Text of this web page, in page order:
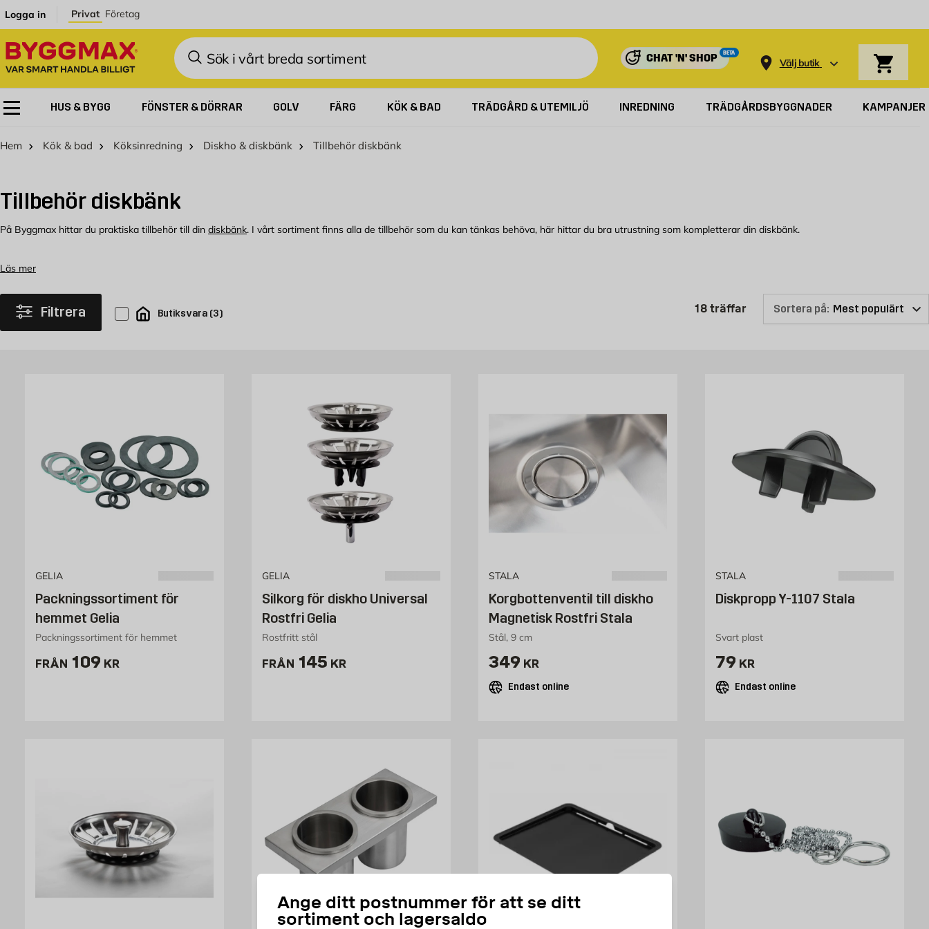
Logga in Privat Företag
Sök
CHAT 'N' SHOP
BETA
Välj butik
Ange ditt postnummer för att se ditt
sortiment och lagersaldo
HUS & BYGG FÖNSTER & DÖRRAR GOLV FÄRG KÖK & BAD TRÄDGÅRD & UTEMILJÖ INREDNING TRÄDGÅRDSBYGGNADER KAMPANJER
Hem Kök & bad Köksinredning Diskho & diskbänk Tillbehör diskbänk
Tillbehör diskbänk
På Byggmax hittar du praktiska tillbehör till din diskbänk. I vårt sortiment finns alla de tillbehör som du kan tänkas behöva, här hittar du bra utrustning som kompletterar din diskbänk.
Tillbehör till diskbänk hos Byggmax
erbjuda.
Läs mer
Filtrera Butiksvara (3) 18 träffarProduktlistan är uppdaterad:
Sortera på:
GELIA
Packningssortiment för
hemmet Gelia
Packningssortiment för hemmet
FRÅN Pris 109 kr
109 KR
GELIA
Silkorg för diskho Universal
Rostfri Gelia
Rostfritt stål
FRÅN Pris 145 kr
145 KR
STALA
Korgbottenventil till diskho
Magnetisk Rostfri Stala
Stål, 9 cm
Pris 349 kr
349 KR
Endast online
STALA
Diskpropp Y-1107 Stala
Svart plast
Pris 79 kr
79 KR
Endast online